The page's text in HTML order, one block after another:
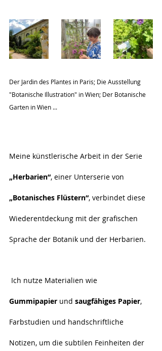
Der Jardin des Plantes in Paris; Die Ausstellung
"Botanische Illustration" in Wien; Der Botanische
Garten in Wien ...
Meine künstlerische Arbeit in der Serie
„Herbarien“, einer Unterserie von
„Botanisches Flüstern“, verbindet diese
Wiederentdeckung mit der grafischen
Sprache der Botanik und der Herbarien.
Ich nutze Materialien wie
Gummipapier und saugfähiges Papier,
Farbstudien und handschriftliche
Notizen, um die subtilen Feinheiten der